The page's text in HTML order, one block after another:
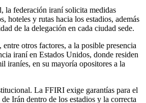
la federación iraní solicita medidas
hoteles y rutas hacia los estadios, además
de la delegación en cada ciudad sede.
otros factores, a la posible presencia
iraní en Estados Unidos, donde residen
iraníes, en su mayoría opositores a la
La FFIRI exige garantías para el
Irán dentro de los estadios y la correcta